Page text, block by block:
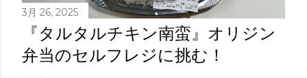
3月 26, 2025
『タルタルチキン南蛮』オリジン
弁当のセルフレジに挑む！